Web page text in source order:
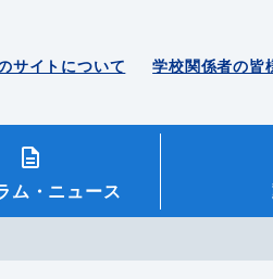
サイトについて 学校関係者の皆
ム ・ニュース